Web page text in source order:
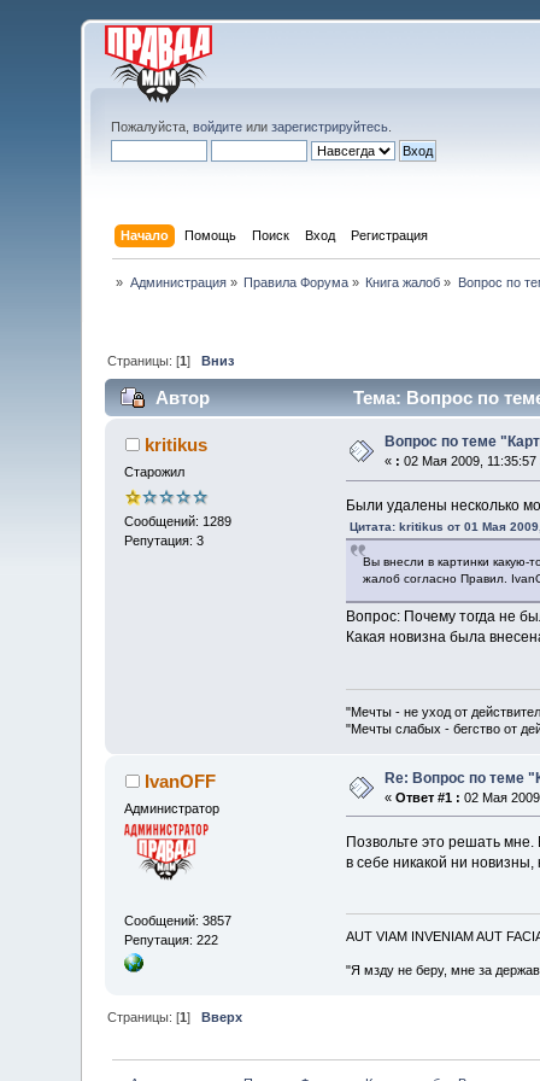
Пожалуйста,войдите илизарегистрируйтесь
Начало Помощь Поиск Вход Регистрация
» Администрация» Правила Форума » Книга жалоб » Вопрос по
Страницы: [1]Вниз
Автор Тема: Вопрос по
kritikus
Старожил
Сообщений: 1289
Репутация: 3
Вопрос по теме
« : 02 Мая 2009, 11:35:57
Были удалены несколько
Цитата: kritikus от 01 Мая
Вы внесли в картинки какую-
жалоб согласно Правил.
Вопрос: Почему тогда не
Какая новизна была
"Мечты - не уход от
"Мечты слабых - бегство от
IvanOFF
Администратор
Сообщений: 3857
Репутация: 222
Re: Вопрос по теме
«Ответ #1 : 02 Мая
Позвольте это решать
в себе никакой ни новизны,
AUT VIAM INVENIAM AUT
"Я мзду не беру, мне за
Страницы: [1]Вверх